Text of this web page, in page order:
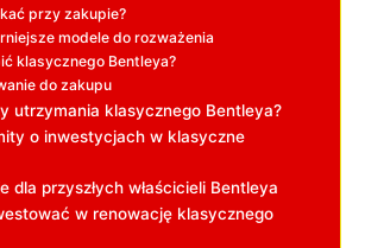
przy zakupie?
modele do ‌rozważenia
⁤klasycznego Bentleya?
do zakupu
utrzymania klasycznego Bentleya?
o inwestycjach w ‌klasyczne
dla przyszłych​ właścicieli⁢ Bentleya
w renowację klasycznego